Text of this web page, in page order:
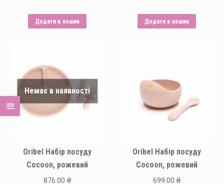
Додати в кошик Додати в кошик
Немає в наявності
Oribel Набір посуду
Cocoon, рожевий
876.00 ₴
Oribel Набір посуду
Cocoon, рожевий
699.00 ₴